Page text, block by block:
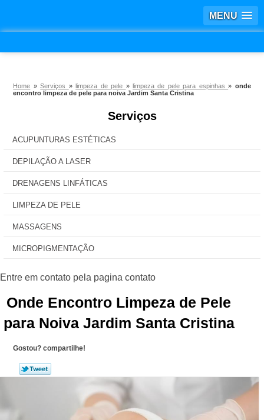
MENU
Home »Serviços »limpeza de pele » limpeza de pele para espinhas» onde
encontro limpeza de pele para noiva Jardim Santa Cristina
Serviços
ACUPUNTURAS ESTÉTICAS
DEPILAÇÃO A LASER
DRENAGENS LINFÁTICAS
LIMPEZA DE PELE
MASSAGENS
MICROPIGMENTAÇÃO
Onde Encontro Limpeza de Pele
para Noiva Jardim Santa Cristina
Gostou? compartilhe!